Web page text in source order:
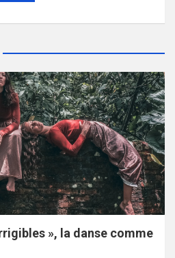
», la danse comme